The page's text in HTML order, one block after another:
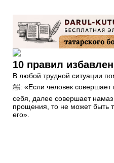
10 правил
В любой трудной ситуации
ﷺ: «Если человек совершает грех, встает для очищения
себя, далее совершает
прощения, то не может быть
его».